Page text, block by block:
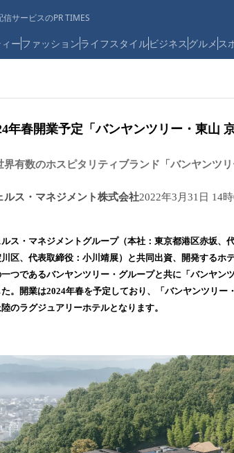
サービスのPR TIMES
ーファッションライフスタイルビジネス グルメ ス
年春開業予定「バンヤンツリー・東山
界有数のホスピタリティブランド「バンヤンツ
ルス・マネジメント株式会社2022年3月31日 14
ルス・マネジメントグループ（本社：東京都港区赤坂
区、代表取締役：小川靖展）と共同出資、開発するホ
一つであるバンヤンツリー・グループと共に「バンヤン
た。開業は2024年春を予定しており、「バンヤンツリ
のラグジュアリーホテルとなります。